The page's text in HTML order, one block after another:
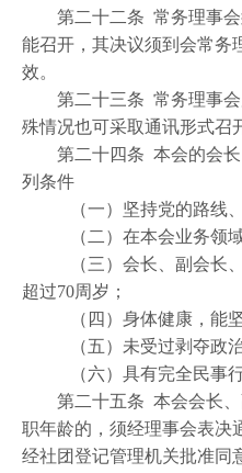
第二十二条 常务理事会
能召开，其决议须到会常务
效。
第二十三条 常务理事会
殊情况也可采取通讯形式召
第二十四条 本会的会长
列条件
（一）坚持党的路线、
（二）在本会业务领域
（三）会长、副会长、
超过70周岁；
（四）身体健康，能坚
（五）未受过剥夺政治
（六）具有完全民事行
第二十五条 本会会长、
职年龄的，须经理事会表决
经社团登记管理机关批准同